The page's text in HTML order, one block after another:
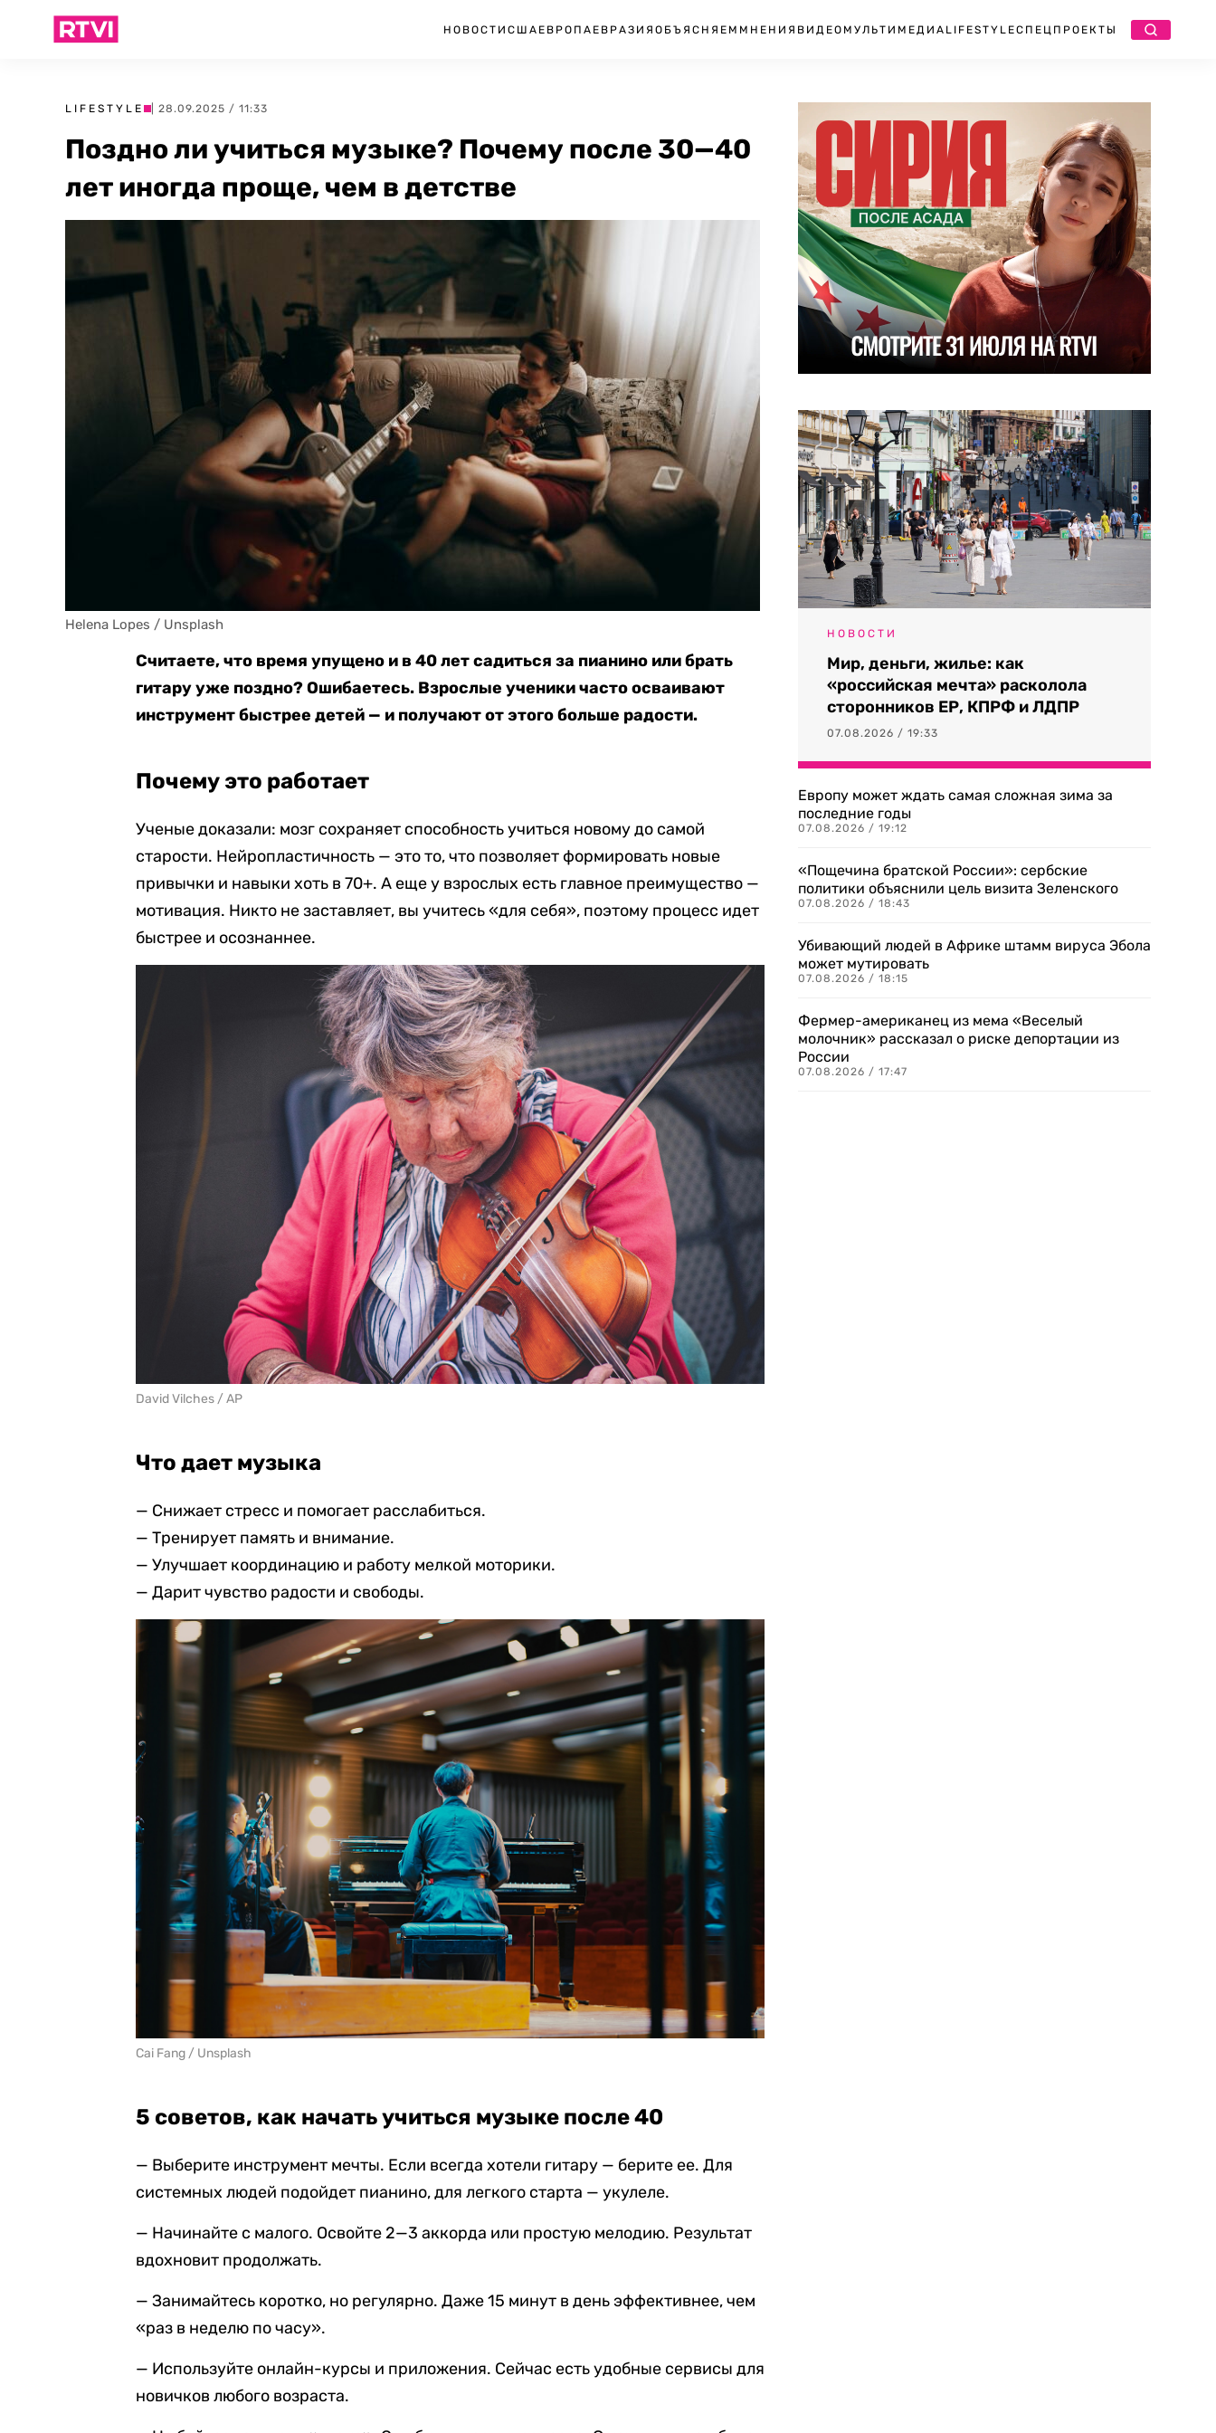
НОВОСТИ США ЕВРОПА ЕВРАЗИЯ ОБЪЯСНЯЕМ МНЕНИЯ ВИДЕО МУЛЬТИМЕДИА LIFESTYLEСПЕЦПРОЕКТЫ
LIFESTYLE | 28.09.2025 / 11:33
Поздно ли учиться музыке? Почему после 30—40
лет иногда проще, чем в детстве
Helena Lopes / Unsplash
Считаете, что время упущено и в 40 лет садиться за пианино или брать
гитару уже поздно? Ошибаетесь. Взрослые ученики часто осваивают
инструмент быстрее детей — и получают от этого больше радости.
Почему это работает
Ученые доказали: мозг сохраняет способность учиться новому до самой
старости. Нейропластичность — это то, что позволяет формировать новые
привычки и навыки хоть в 70+. А еще у взрослых есть главное преимущество —
мотивация. Никто не заставляет, вы учитесь «для себя», поэтому процесс идет
быстрее и осознаннее.
David Vilches / AP
Что дает музыка
— Снижает стресс и помогает расслабиться.
— Тренирует память и внимание.
— Улучшает координацию и работу мелкой моторики.
— Дарит чувство радости и свободы.
Cai Fang / Unsplash
5 советов, как начать учиться музыке после 40
— Выберите инструмент мечты. Если всегда хотели гитару — берите ее. Для
системных людей подойдет пианино, для легкого старта — укулеле.
— Начинайте с малого. Освойте 2—3 аккорда или простую мелодию. Результат
вдохновит продолжать.
— Занимайтесь коротко, но регулярно. Даже 15 минут в день эффективнее, чем
«раз в неделю по часу».
— Используйте онлайн-курсы и приложения. Сейчас есть удобные сервисы для
новичков любого возраста.
НОВОСТИ
Мир, деньги, жилье: как
«российская мечта» расколола
сторонников ЕР, КПРФ и ЛДПР
07.08.2026 / 19:33
Европу может ждать самая сложная зима за
последние годы
07.08.2026 / 19:12
«Пощечина братской России»: сербские
политики объяснили цель визита Зеленского
07.08.2026 / 18:43
Убивающий людей в Африке штамм вируса Эбола
может мутировать
07.08.2026 / 18:15
Фермер-американец из мема «Веселый
молочник» рассказал о риске депортации из
России
07.08.2026 / 17:47